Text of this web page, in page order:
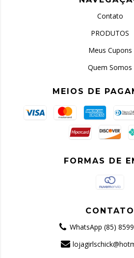
Contato
PRODUTOS
Meus Cupons
Quem Somos
MEIOS DE
FORMAS DE
CONTATO
WhatsApp (85)